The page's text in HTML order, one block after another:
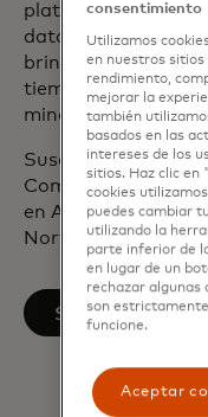
plataformas SaaS
datos, modelos y
brindar soluciones
tiempo real para
minorista, CPG y
Susan tiene una
Comunicaciones
en Administración
Northeastern
Seguir en
se abre en una
consentimiento
Utilizamos
en nuestros sitios
rendimiento,
mejorar la
también
basados en las
intereses de los
sitios. Haz clic en
cookies
puedes cambiar
utilizando la
parte inferior de
en lugar de un
rechazar algunas
son
funcione.
Aceptar